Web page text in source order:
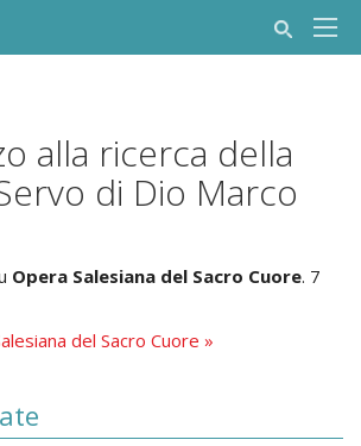
alla ricerca della
di Dio Marco
Opera Salesiana del Sacro Cuore. 7
del Sacro Cuore »